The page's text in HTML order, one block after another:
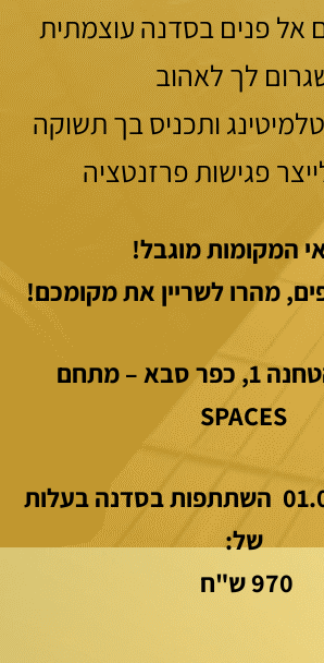
אל פנים בסדנה עוצמתית
לך לאהוב
ותכניס בך תשוקה
פגישות פרזנטציה
המקומות מוגבל!
בכתובת: הטחנה 1, כפר סבא – מתחם
SPACES
עד לתאריך 01.06 השתתפות בסדנה בעלות
של:
970 ש"ח